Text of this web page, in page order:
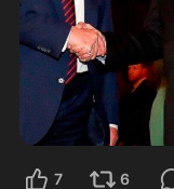
7 6